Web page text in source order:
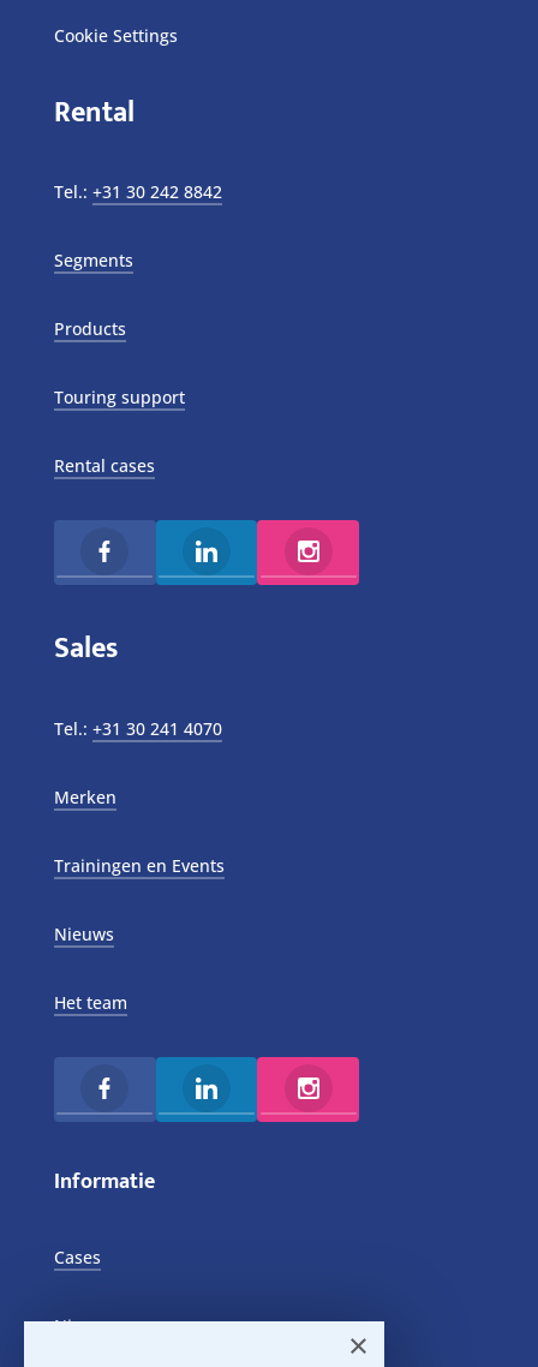
Cookie Settings
Rental
Tel.: +31 30 242 8842
Segments
Products
Touring support
Rental cases
Sales
Tel.: +31 30 241 4070
Merken
Trainingen en Events
Nieuws
Het team
Informatie
Cases
Nieuws
×